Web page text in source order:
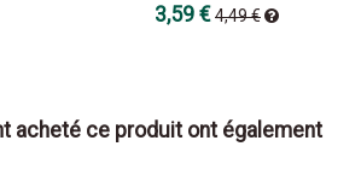
3,59 €4,49 €
acheté ce produit ont également